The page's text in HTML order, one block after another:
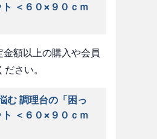
＜６０×９０ｃｍ
額以上の購入や会員
さい。
む 調理台の「困っ
＜６０×９０ｃｍ